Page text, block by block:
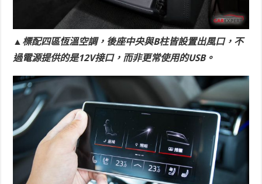
▲標配四區恆溫空調，後座中央與B柱皆設置出風口，不
過電源提供的是12V接口，而非更常使用的USB。